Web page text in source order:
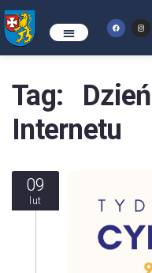
Tag:
Internetu
09
lut